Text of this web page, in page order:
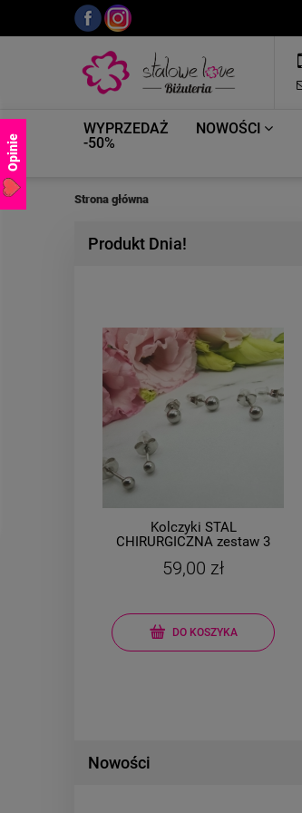
WYPRZEDAŻ
-50%
NOWOŚCI
Strona główna
Produkt Dnia!
Kolczyki STAL
CHIRURGICZNA zestaw 3
srebrne
59,00 zł
DO KOSZYKA
Nowości
Opinie